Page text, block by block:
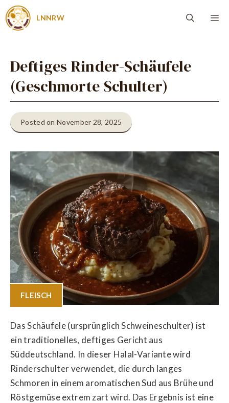
Zum
Inhalt
LNNRW
Deftiges Rinder-Schäufele
(Geschmorte Schulter)
Posted on November 28, 2025
FLEISCH
Das Schäufele (ursprünglich Schweineschulter) ist
ein traditionelles, deftiges Gericht aus
Süddeutschland. In dieser Halal-Variante wird
Rinderschulter verwendet, die durch langes
Schmoren in einem aromatischen Sud aus Brühe und
Röstgemüse extrem zart wird. Das Ergebnis ist eine